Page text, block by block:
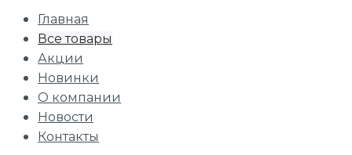
Главная
Все товары
Акции
Новинки
О компании
Новости
Контакты